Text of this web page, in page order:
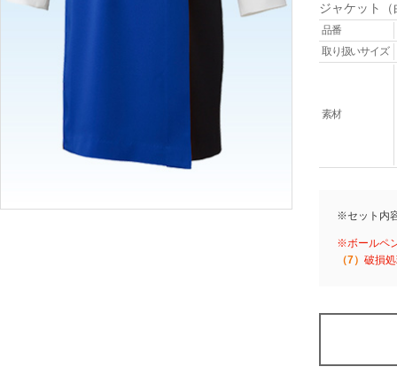
ジャケット（
品番
取り扱いサイズ
素材
※セット内
※ボールペ
（7） 破損